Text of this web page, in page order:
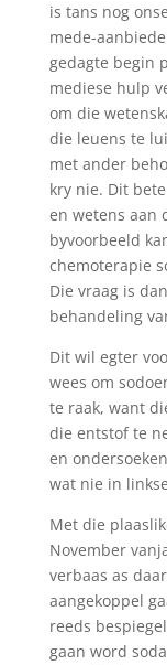
is tans nog
mede-
gedagte begin
mediese hulp
om die
die leuens te
met ander
kry nie. Dit
en wetens aan
byvoorbeeld
chemoterapie
Die vraag is
behandeling
Dit wil egter
wees om
te raak, want
die entstof te
en
wat nie in
Met die
November
verbaas as
aangekoppel
reeds
gaan word